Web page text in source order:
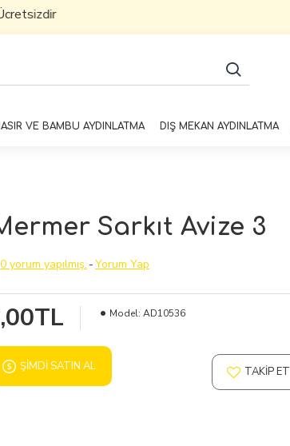
VE BAMBU AYDINLATMA DIŞ MEKAN AYDINLATMA
Sarkıt Avize 3
0 yorum yapılmış. -Yorum Yap
Model: AD10536
ŞIMDI SATIN AL TAKIP ET